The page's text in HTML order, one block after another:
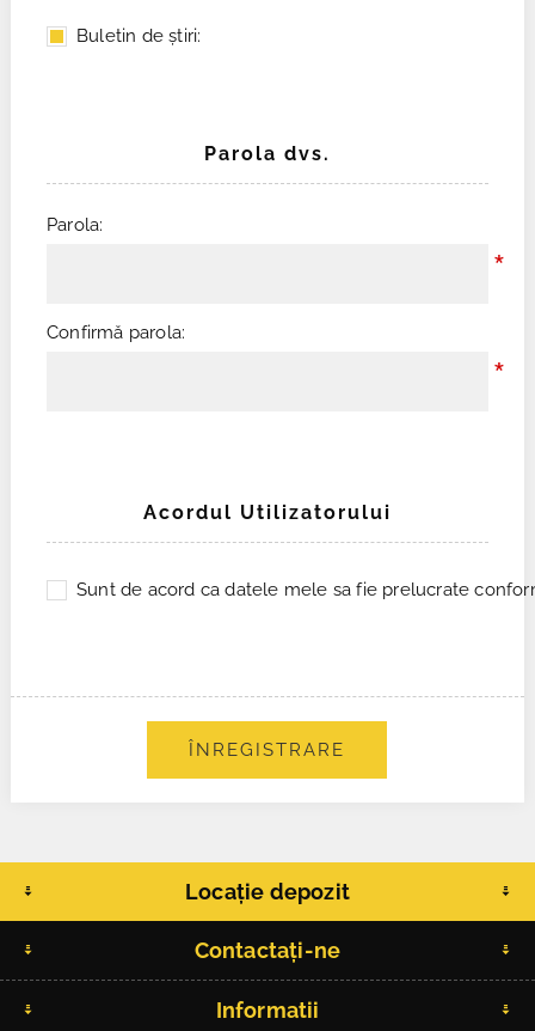
Buletin de ştiri:
Parola dvs.
Parola:
*
Confirmă parola:
*
Acordul Utilizatorului
Sunt de acord ca datele mele sa fie prelucrate
ÎNREGISTRARE
Locație depozit
Contactați-ne
Informatii